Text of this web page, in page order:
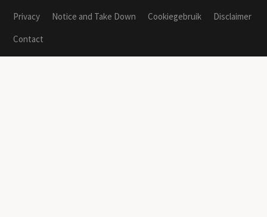
Privacy
Notice and Take Down Cookiegebruik
Disclaimer
Contact